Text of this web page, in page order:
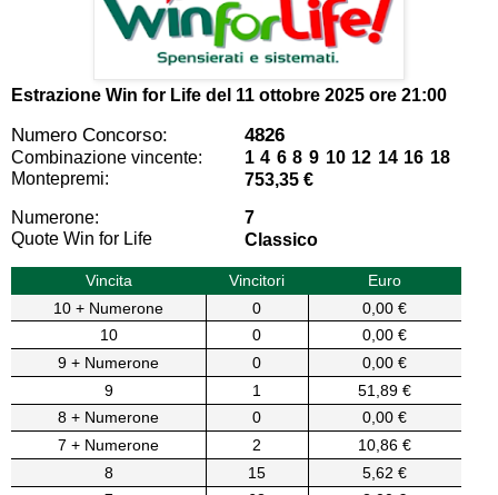
Estrazione Win for Life del 11 ottobre 2025 ore 21:00
Numero Concorso: 4826
Combinazione vincente:
1 4 6 8 9 10 12 14 16 18
Montepremi:
753,35 €
Numerone:
7
Quote Win for Life
Classico
Vincita Vincitori
Euro
10 + Numerone
0
0,00 €
10
0
0,00 €
9 + Numerone
0
0,00 €
9
1
51,89 €
8 + Numerone
0
0,00 €
7 + Numerone
2
10,86 €
8
15
5,62 €